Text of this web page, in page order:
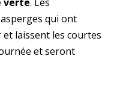
qui ont
laissent les courtes
et seront